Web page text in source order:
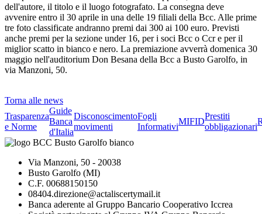
dell'autore, il titolo e il luogo fotografato. La consegna deve
avvenire entro il 30 aprile in una delle 19 filiali della Bcc. Alle prime
tre foto classificate andranno premi dai 300 ai 100 euro. Previsti
anche premi per la sezione under 16, per i soci Bcc o Ccr e per il
miglior scatto in bianco e nero. La premiazione avverrà domenica 30
maggio nell'auditorium Don Besana della Bcc a Busto Garolfo, in
via Manzoni, 50.
Torna alle news
Trasparenza
e Norme
Guide
Banca
d'Italia
Disconoscimento
movimenti
Fogli
Informativi
MIFID
Prestiti
obbligazionari
Via Manzoni, 50 - 20038
Busto Garolfo (MI)
C.F. 00688150150
08404.direzione@actaliscertymail.it
Banca aderente al Gruppo Bancario Cooperativo Iccrea